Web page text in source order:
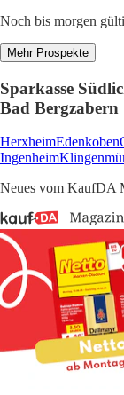
Noch bis morgen
Mehr Prospekte
Sparkasse
Bad Bergzabern
HerxheimEdenkoben
Ingenheim
Neues vom KaufDA